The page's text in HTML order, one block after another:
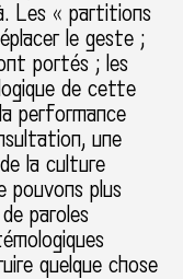
Les « partitions
le geste ;
portés ; les
de cette
performance
une
la culture
pouvons plus
paroles
quelque chose